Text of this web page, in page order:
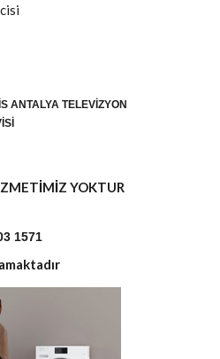
ANTALYA TELEVIZYON
YOKTUR
1571